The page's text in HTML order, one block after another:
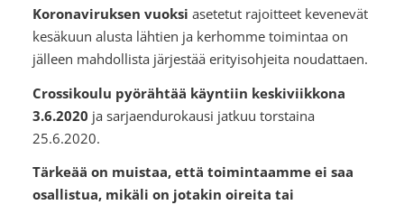
Koronaviruksen vuoksi asetetut rajoitteet kevenevät
kesäkuun alusta lähtien ja kerhomme toimintaa on
jälleen mahdollista järjestää erityisohjeita noudattaen.
Crossikoulu pyörähtää käyntiin keskiviikkona
3.6.2020 ja sarjaendurokausi jatkuu torstaina
25.6.2020.
Tärkeää on muistaa, että toimintaamme ei saa
osallistua, mikäli on jotakin oireita tai